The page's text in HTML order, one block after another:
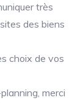
très
des biens
choix de vos
merci